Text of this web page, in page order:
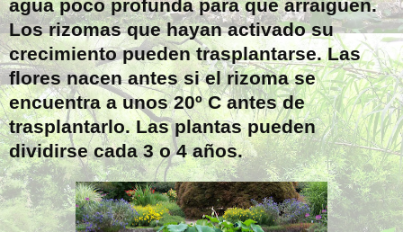
agua poco profunda para que arraiguen.
Los rizomas que hayan activado su
crecimiento pueden trasplantarse. Las
flores nacen antes si el rizoma se
encuentra a unos 20º C antes de
trasplantarlo. Las plantas pueden
dividirse cada 3 o 4 años.